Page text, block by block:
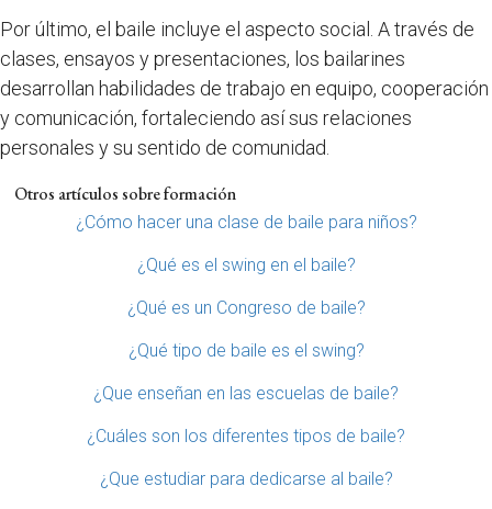
Por último, el baile incluye el aspecto social. A través de
clases, ensayos y presentaciones, los bailarines
desarrollan habilidades de trabajo en equipo, cooperación
y comunicación, fortaleciendo así sus relaciones
personales y su sentido de comunidad.
Otros artículos sobre formación
¿Cómo hacer una clase de baile para niños?
¿Qué es el swing en el baile?
¿Qué es un Congreso de baile?
¿Qué tipo de baile es el swing?
¿Que enseñan en las escuelas de baile?
¿Cuáles son los diferentes tipos de baile?
¿Que estudiar para dedicarse al baile?